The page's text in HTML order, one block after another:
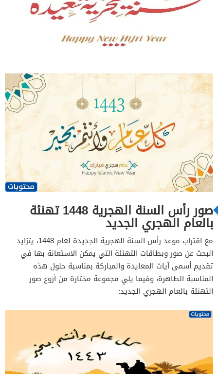
صور رأس السنة الهجرية 1448 تهنئة
بالعام الهجري الجديد
مع اقتراب موعد رأس السنة الهجرية الجديدة لعام 1448، يتزايد
البحث عن صور وبطاقات التهنئة التي يمكن الاستعانة بها في
تقديم أسمى آيات المعايدة والمباركة بمناسبة حلول هذه
المناسبة الطاهرة، وفيما يلي مجموعة مختارة من أروع صور
التهنئة بالعام الهجري الجديد: